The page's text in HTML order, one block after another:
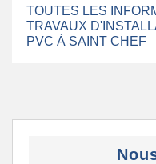
TOUTES LES
TRAVAUX
PVC À SAINT CHEF